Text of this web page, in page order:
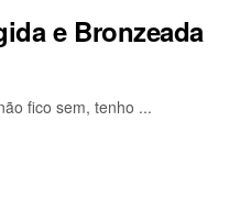
e Bronzeada
fico sem, tenho ...